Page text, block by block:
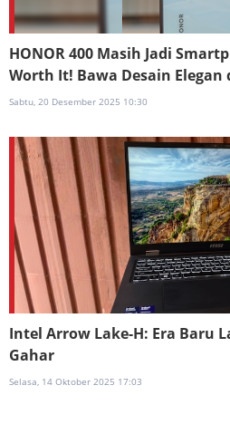
HONOR 400 Masih Jadi
Worth It! Bawa Desain Elegan
Sabtu, 20 Desember 2025 10:30
Intel Arrow Lake-H: Era Baru
Gahar
Selasa, 14 Oktober 2025 17:03